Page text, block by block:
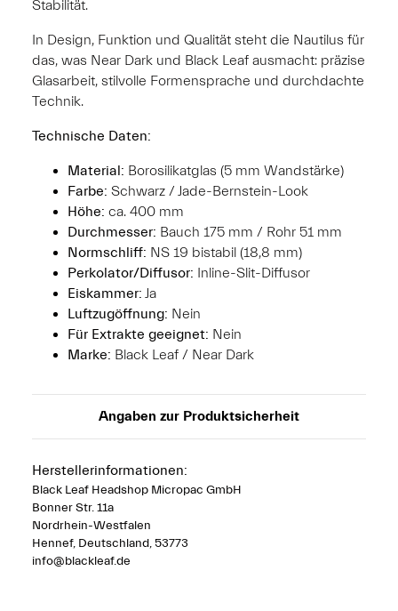
Stabilität.
In Design, Funktion und Qualität steht die Nautilus für
das, was Near Dark und Black Leaf ausmacht: präzise
Glasarbeit, stilvolle Formensprache und durchdachte
Technik.
Technische Daten:
Material: Borosilikatglas (5 mm Wandstärke)
Farbe: Schwarz / Jade-Bernstein-Look
Höhe: ca. 400 mm
Durchmesser: Bauch 175 mm / Rohr 51 mm
Normschliff: NS 19 bistabil (18,8 mm)
Perkolator/Diffusor: Inline-Slit-Diffusor
Eiskammer: Ja
Luftzugöffnung: Nein
Für Extrakte geeignet: Nein
Marke: Black Leaf / Near Dark
Angaben zur Produktsicherheit
Herstellerinformationen:
Black Leaf Headshop Micropac GmbH
Bonner Str. 11a
Nordrhein-Westfalen
Hennef, Deutschland, 53773
info@blackleaf.de